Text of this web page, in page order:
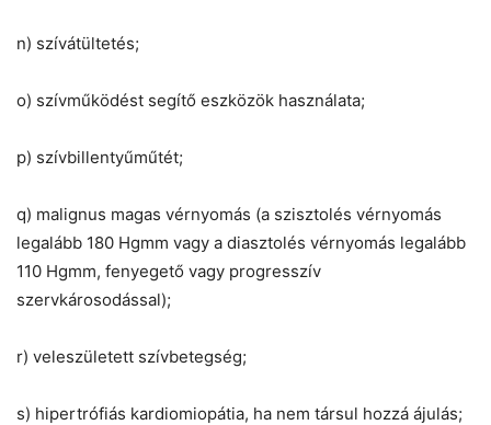
n) szívátültetés;
o) szívműködést segítő eszközök használata;
p) szívbillentyűműtét;
q) malignus magas vérnyomás (a szisztolés vérnyomás
legalább 180 Hgmm vagy a diasztolés vérnyomás legalább
110 Hgmm, fenyegető vagy progresszív
szervkárosodással);
r) veleszületett szívbetegség;
s) hipertrófiás kardiomiopátia, ha nem társul hozzá ájulás;